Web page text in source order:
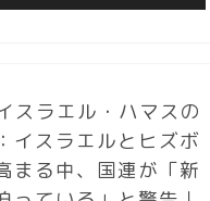
スラエル・ハマスの
イスラエルとヒズボ
まる中、国連が「新